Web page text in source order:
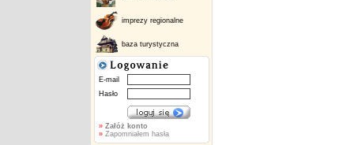
imprezy regionalne
baza turystyczna
E-mail
Hasło
» Załóż konto
»Zapomniałem hasła